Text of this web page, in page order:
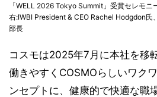
「WELL 2026 Tokyo Summit」受賞セレモ
右:IWBI President & CEO Rachel Hodgdon氏
部長
コスモは2025年7月に本社を移
働きやすくCOSMOらしいワク
ンセプトに、健康的で快適な職